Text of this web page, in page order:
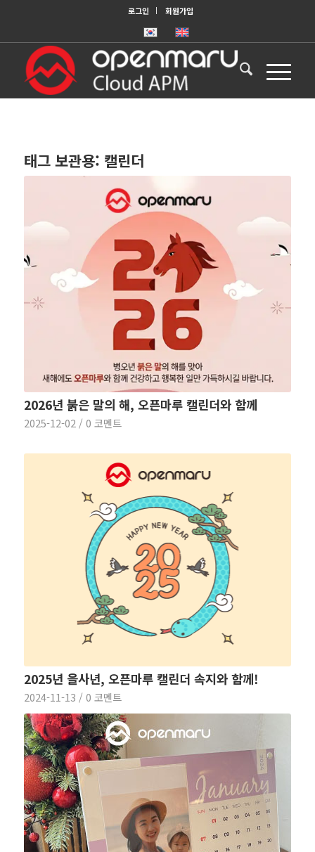
로그인 회원가입
태그 보관용: 캘린더
2026년 붉은 말의 해, 오픈마루 캘린더와 함께
2025-12-02 / 0 코멘트
2025년 을사년, 오픈마루 캘린더 속지와 함께!
2024-11-13 / 0 코멘트